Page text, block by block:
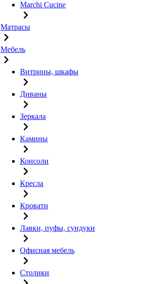
Marchi Cucine
Матрасы
Мебель
Витрины, шкафы
Диваны
Зеркала
Камины
Консоли
Кресла
Кровати
Лавки, пуфы, сундуки
Офисная мебель
Столики